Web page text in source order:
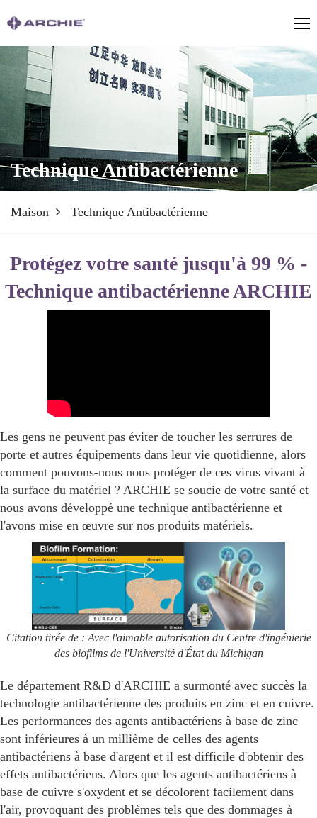
Technique Antibactérienne
Maison Technique Antibactérienne
Protégez votre santé jusqu'à 99 % -
Technique antibactérienne ARCHIE
Les gens ne peuvent pas éviter de toucher les serrures de
porte et autres équipements dans leur vie quotidienne, alors
comment pouvons-nous nous protéger de ces virus vivant à
la surface du matériel ? ARCHIE se soucie de votre santé et
nous avons développé une technique antibactérienne et
l'avons mise en œuvre sur nos produits matériels.
Citation tirée de : Avec l'aimable autorisation du Centre d'ingénierie
des biofilms de l'Université d'État du Michigan
Le département R&D d'ARCHIE a surmonté avec succès la
technologie antibactérienne des produits en zinc et en cuivre.
Les performances des agents antibactériens à base de zinc
sont inférieures à un millième de celles des agents
antibactériens à base d'argent et il est difficile d'obtenir des
effets antibactériens. Alors que les agents antibactériens à
base de cuivre s'oxydent et se décolorent facilement dans
l'air, provoquant des problèmes tels que des dommages à